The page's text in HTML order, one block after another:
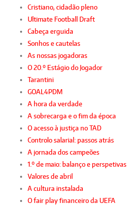
Cristiano, cidadão pleno
Ultimate Football Draft
Cabeça erguida
Sonhos e cautelas
As nossas jogadoras
O 20.º Estágio do Jogador
Tarantini
GOAL4PDM
A hora da verdade
A sobrecarga e o fim da época
O acesso à justiça no TAD
Controlo salarial: passos atrás
A jornada dos campeões
1.º de maio: balanço e perspetivas
Valores de abril
A cultura instalada
O fair play financeiro da UEFA